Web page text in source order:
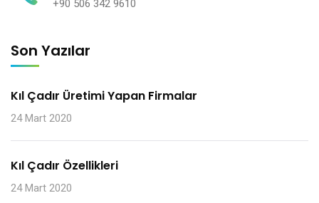
+90 506 342 9610
Son Yazılar
Kıl Çadır Üretimi Yapan Firmalar
24 Mart 2020
Kıl Çadır Özellikleri
24 Mart 2020